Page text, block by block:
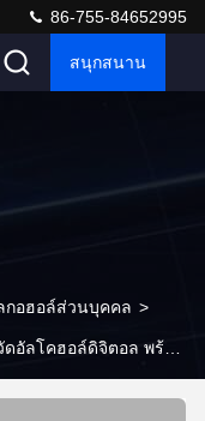
86-755-84652995
สนุกสนาน
กอฮอล์ส่วนบุคคล >
อัลโคฮอล์ดิจิตอล พร้อม